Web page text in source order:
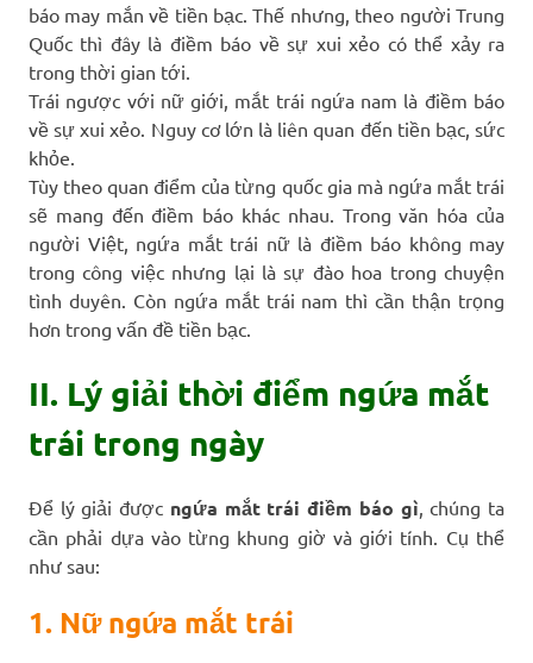
báo may mắn về tiền bạc. Thế nhưng, theo người Trung
Quốc thì đây là điềm báo về sự xui xẻo có thể xảy ra
trong thời gian tới.
Trái ngược với nữ giới, mắt trái ngứa nam là điềm báo
về sự xui xẻo. Nguy cơ lớn là liên quan đến tiền bạc, sức
khỏe.
Tùy theo quan điểm của từng quốc gia mà ngứa mắt trái
sẽ mang đến điềm báo khác nhau. Trong văn hóa của
người Việt, ngứa mắt trái nữ là điềm báo không may
trong công việc nhưng lại là sự đào hoa trong chuyện
tình duyên. Còn ngứa mắt trái nam thì cần thận trọng
hơn trong vấn đề tiền bạc.
II. Lý giải thời điểm ngứa mắt
trái trong ngày
Để lý giải được ngứa mắt trái điềm báo gì, chúng ta
cần phải dựa vào từng khung giờ và giới tính. Cụ thể
như sau:
1. Nữ ngứa mắt trái